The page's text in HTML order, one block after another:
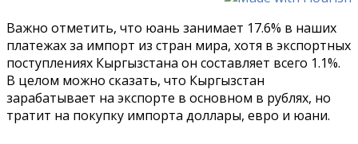
Важно отметить, что юань занимает 17.6% в наших
платежах за импорт из стран мира, хотя в экспортных
поступлениях Кыргызстана он составляет всего 1.1%.
В целом можно сказать, что Кыргызстан
зарабатывает на экспорте в основном в рублях, но
тратит на покупку импорта доллары, евро и юани.